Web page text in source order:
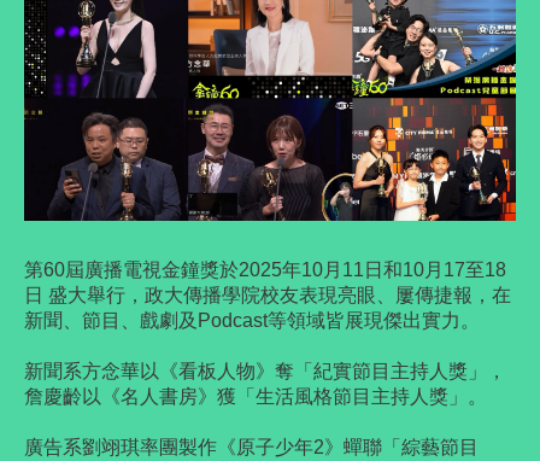
第60屆廣播電視金鐘獎於2025年10月11日和10月17至18
日 盛大舉行，政大傳播學院校友表現亮眼、屢傳捷報，在
新聞、節目、戲劇及Podcast等領域皆展現傑出實力。
新聞系方念華以《看板人物》奪「紀實節目主持人獎」，
詹慶齡以《名人書房》獲「生活風格節目主持人獎」。
廣告系劉翊琪率團製作《原子少年2》蟬聯「綜藝節目